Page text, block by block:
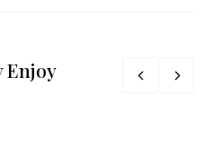
Enjoy